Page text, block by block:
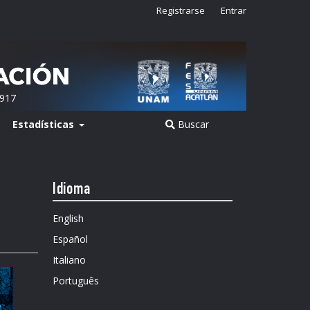
Estadísticas Buscar
Registrarse Entrar
Idioma
English
Español
Italiano
Português